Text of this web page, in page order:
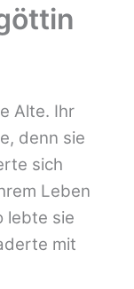
Alte. Ihr
denn sie
sich
Leben
lebte sie
mit